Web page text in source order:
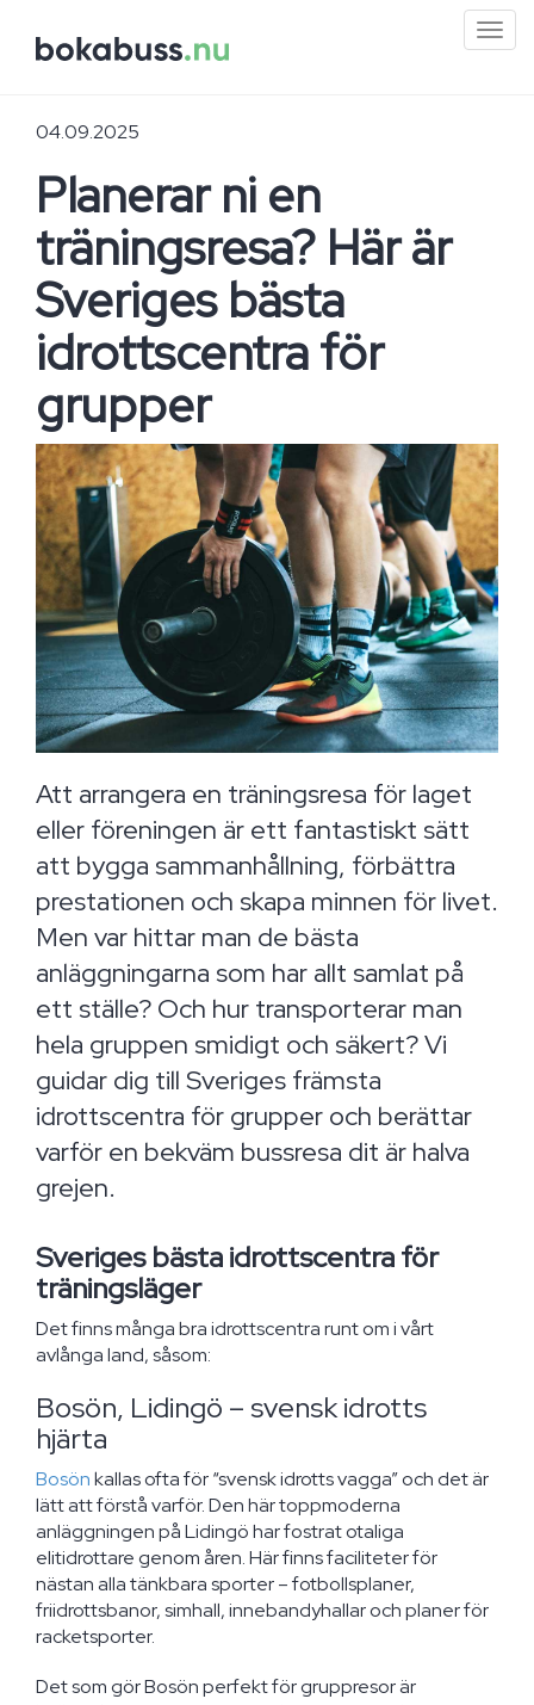
04.09.2025
Planerar ni en
träningsresa? Här är
Sveriges bästa
idrottscentra för
grupper
Att arrangera en träningsresa för laget
eller föreningen är ett fantastiskt sätt
att bygga sammanhållning, förbättra
prestationen och skapa minnen för livet.
Men var hittar man de bästa
anläggningarna som har allt samlat på
ett ställe? Och hur transporterar man
hela gruppen smidigt och säkert? Vi
guidar dig till Sveriges främsta
idrottscentra för grupper och berättar
varför en bekväm bussresa dit är halva
grejen.
Sveriges bästa idrottscentra för
träningsläger
Det finns många bra idrottscentra runt om i vårt
avlånga land, såsom:
Bosön, Lidingö – svensk idrotts
hjärta
Bosönkallas ofta för “svensk idrotts vagga” och det är
lätt att förstå varför. Den här toppmoderna
anläggningen på Lidingö har fostrat otaliga
elitidrottare genom åren. Här finns faciliteter för
nästan alla tänkbara sporter – fotbollsplaner,
friidrottsbanor, simhall, innebandyhallar och planer för
racketsporter.
Det som gör Bosön perfekt för gruppresor är